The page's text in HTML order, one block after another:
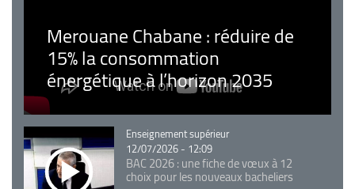
Merouane Chabane : réduire de
15% la consommation
énergétique à l’horizon 2035
Catégorie
Enseignement supérieur
12/07/2026 - 12:09
BAC 2026 : une fiche de vœux à 12
choix pour les nouveaux bacheliers